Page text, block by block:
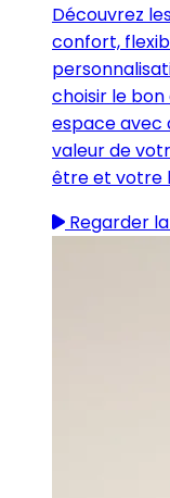
Découvrez
confort,
choisir le
espace avec
valeur de
être et votre
Regarder